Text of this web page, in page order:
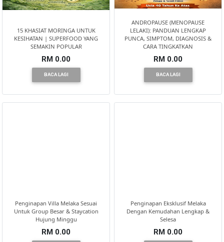
15 KHASIAT MORINGA UNTUK
KESIHATAN | SUPERFOOD YANG
SEMAKIN POPULAR
RM 0.00
BACA LAGI
ANDROPAUSE (MENOPAUSE
LELAKI): PANDUAN LENGKAP
PUNCA, SIMPTOM, DIAGNOSIS &
CARA TINGKATKAN
RM 0.00
BACA LAGI
Penginapan Villa Melaka Sesuai
Untuk Group Besar & Staycation
Hujung Minggu
RM 0.00
Penginapan Eksklusif Melaka
Dengan Kemudahan Lengkap &
Selesa
RM 0.00